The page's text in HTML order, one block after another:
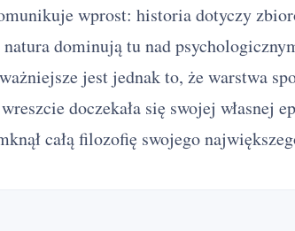
wprost: historia dotyczy
dominują tu nad
jest jednak to, że warstwa
doczekała się swojej własnej
całą filozofię swojego
i szczegółowe